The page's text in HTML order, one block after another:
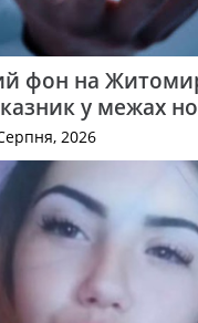
фон на
у межах
2026